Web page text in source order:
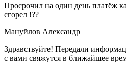
Просрочил на один день платёж
сгорел !??
Мануйлов Александр
Здравствуйте! Передали
с вами свяжутся в ближайшее